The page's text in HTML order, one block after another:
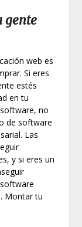
gente
web es
Si eres
estés
en tu
no
de software
Las
y si eres un
Montar tu